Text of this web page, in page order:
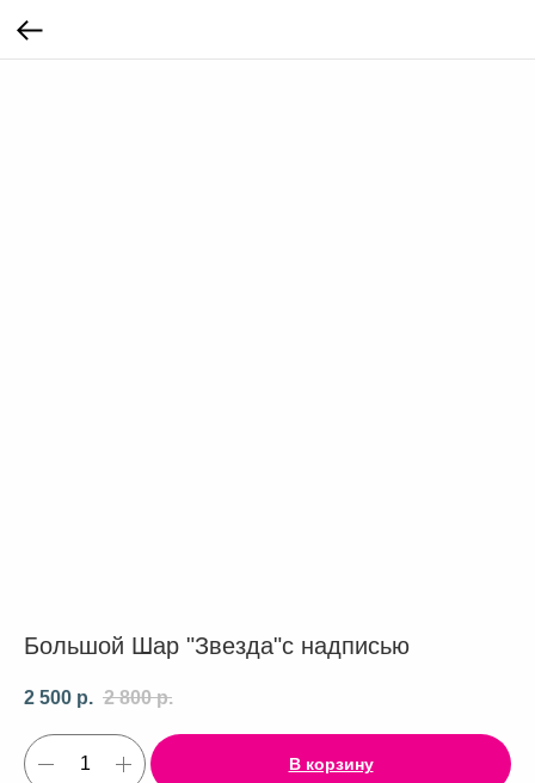
Большой Шар "Звезда"с надписью
2 500 р. 2 800 р.
В корзину